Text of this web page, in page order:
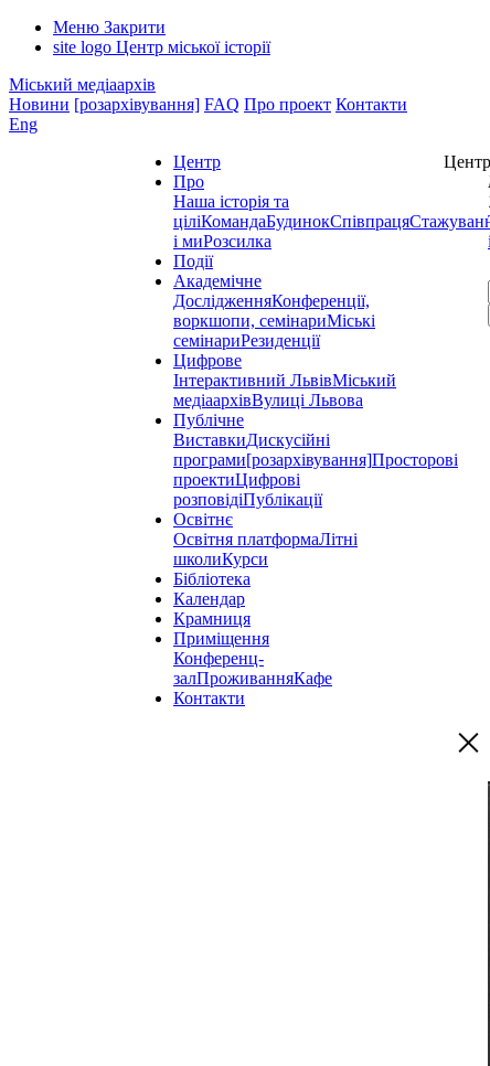
Меню Закрити
site logo Центр міської історії
Міський медіаархів
Новини [розархівування] FAQ Про проект Контакти
Eng
Центр
Про
Наша історія та
ціліКомандаБудинокСпівпраця
і миРозсилка
Події
Академічне
ДослідженняКонференції,
воркшопи, семінариМіські
семінариРезиденції
Цифрове
Інтерактивний ЛьвівМіський
медіаархівВулиці Львова
Публічне
ВиставкиДискусійні
програми[розархівування]Просторові
проектиЦифрові
розповідіПублікації
Освітнє
Освітня платформаЛітні
школиКурси
Бібліотека
Календар
Крамниця
Приміщення
Конференц-
залПроживанняКафе
Контакти
Центр